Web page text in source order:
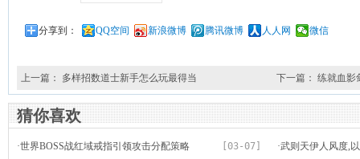
分享到： QQ空间 新浪微博 腾讯微博 人人网 微信
上一篇： 多样招数道士新手怎么玩最得当 下一篇： 练就血影
猜你喜欢
[03-07]
·世界BOSS战红域戒指引领攻击分配策略 ·武则天伊人风度,